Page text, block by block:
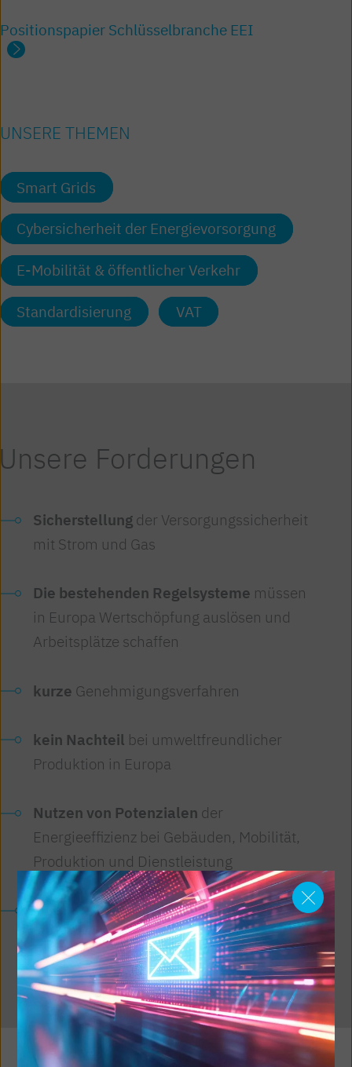
Positionspapier Schlüsselbranche EEI
UNSERE THEMEN
Smart Grids
Cybersicherheit der Energievorsorgung
E-Mobilität & öffentlicher Verkehr
Standardisierung VAT
Forderungen
Sicherstellungder Versorgungssicherheit
mit Strom und Gas
Die bestehenden Regelsysteme müssen
in Europa Wertschöpfung auslösen und
Arbeitsplätze schaffen
kurze Genehmigungsverfahren
kein Nachteil bei umweltfreundlicher
Produktion in Europa
Nutzen von Potenzialen der
Energieeffizienz bei Gebäuden, Mobilität,
Produktion und Dienstleistung
Elektrizitätsinfrastruktur fit für die
Zukunft machen– Ausbau und
Flexibilisierung der Energie-Netze